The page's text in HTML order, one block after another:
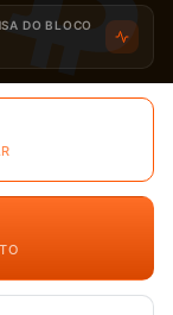
DO BLOCO